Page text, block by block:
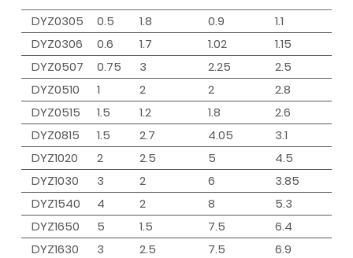
DYZ0305 0.5 1.8 0.9 1.1
DYZ0306
0.6 1.7 1.02 1.15
DYZ0507
0.75 3 2.25 2.5
DYZ0510
1 2 2 2.8
DYZ0515
1.5 1.2 1.8 2.6
DYZ0815
1.5 2.7 4.05 3.1
DYZ1020
2 2.5 5 4.5
DYZ1030
3 2 6 3.85
DYZ1540
4 2 8 5.3
DYZ1650
5 1.5 7.5 6.4
DYZ1630
3 2.5 7.5 6.9